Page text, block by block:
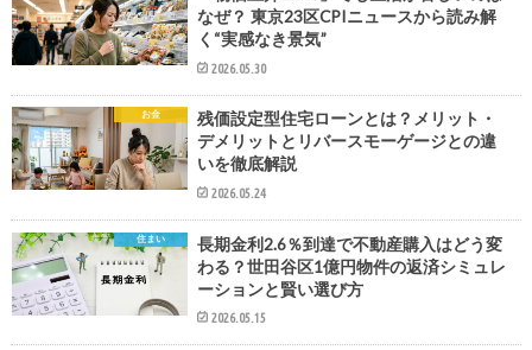
なぜ？ 東京23区CPIニュースから読み解
く“実感なき景気”
2026.05.30
お金
残価設定型住宅ローンとは？メリット・
デメリットとリバースモーゲージとの違
いを徹底解説
2026.05.24
住まい
長期金利2.6％到達で不動産購入はどう変
わる？世田谷区1億円物件の返済シミュレ
ーションと賢い選び方
2026.05.15